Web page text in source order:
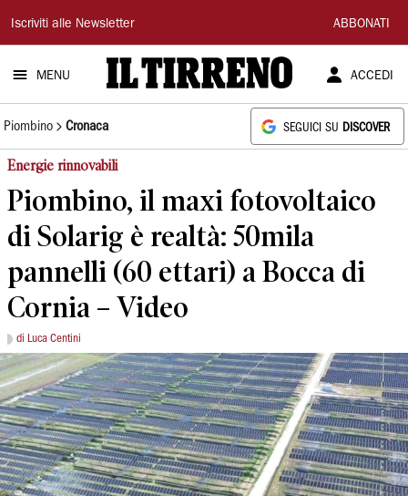
Il
Tirreno
Iscriviti alle Newsletter ABBONATI
MENU ACCEDI
Piombino Cronaca SEGUICI SU DISCOVER
Energie rinnovabili
Piombino, il maxi fotovoltaico
di Solarig è realtà: 50mila
pannelli (60 ettari) a Bocca di
Cornia – Video
di Luca Centini